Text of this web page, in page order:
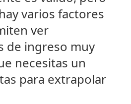
varios factores
ver
de ingreso muy
necesitas un
para extrapolar